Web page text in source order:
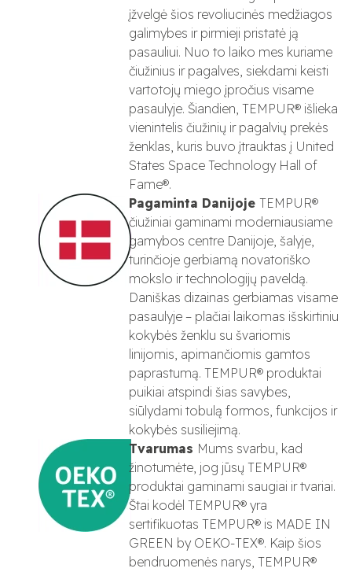
įžvelgė šios revoliucinės medžiagos
galimybes ir pirmieji pristatė ją
pasauliui. Nuo to laiko mes kuriame
čiužinius ir pagalves, siekdami keisti
vartotojų miego įpročius visame
pasaulyje. Šiandien, TEMPUR® išlieka
vienintelis čiužinių ir pagalvių prekės
ženklas, kuris buvo įtrauktas į United
States Space Technology Hall of
Fame®.
Pagaminta DanijojeTEMPUR®
čiužiniai gaminami moderniausiame
gamybos centre Danijoje, šalyje,
turinčioje gerbiamą novatoriško
mokslo ir technologijų paveldą.
Daniškas dizainas gerbiamas visame
pasaulyje – plačiai laikomas išskirtiniu
kokybės ženklu su švariomis
linijomis, apimančiomis gamtos
paprastumą. TEMPUR® produktai
puikiai atspindi šias savybes,
siūlydami tobulą formos, funkcijos ir
kokybės susiliejimą.
Tvarumas Mums svarbu, kad
žinotumėte, jog jūsų TEMPUR®
produktai gaminami saugiai ir tvariai.
Štai kodėl TEMPUR® yra
sertifikuotas TEMPUR® is MADE IN
GREEN by OEKO-TEX®. Kaip šios
bendruomenės narys, TEMPUR®